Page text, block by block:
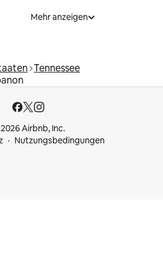
Mehr anzeigen
Tennessee
Airbnb, Inc.
Nutzungsbedingungen